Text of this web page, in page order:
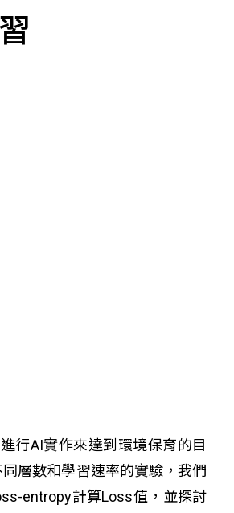
行AI實作來達到環境保育的目
層數和學習速率的實驗，我們
entropy計算Loss值，並探討